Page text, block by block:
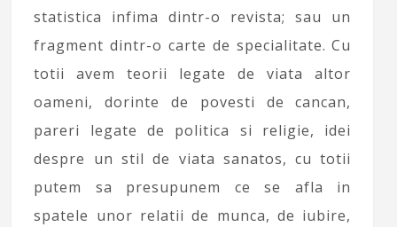
statistica infima dintr-o revista; sau un
fragment dintr-o carte de specialitate. Cu
totii avem teorii legate de viata altor
oameni, dorinte de povesti de cancan,
pareri legate de politica si religie, idei
despre un stil de viata sanatos, cu totii
putem sa presupunem ce se afla in
spatele unor relatii de munca, de iubire,